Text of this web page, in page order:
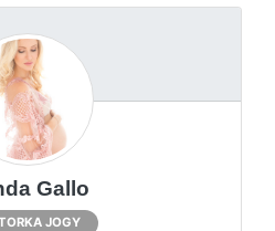
Gallo
JOGY